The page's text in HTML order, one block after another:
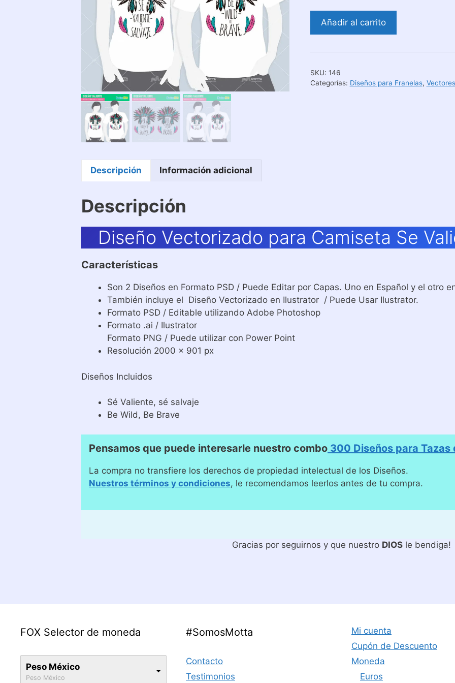
Diseño
Vectorizado
Camiseta
Valiente
Añadir al carrito
SKU: 146
Categorías: Diseños para Franelas, Vectores
Descripción Información adicional
Descripción
Diseño Vectorizado para Camiseta Se
Características
Son 2 Diseños en Formato PSD / Puede Editar por Capas. Uno en Español y el otro
También incluye el Diseño Vectorizado en Ilustrator / Puede Usar Ilustrator.
Formato PSD / Editable utilizando Adobe Photoshop
Formato .ai / Ilustrator
Formato PNG / Puede utilizar con Power Point
Resolución 2000 x 901 px
Diseños Incluidos
Sé Valiente, sé salvaje
Be Wild, Be Brave
Pensamos que puede interesarle nuestro combo 300 Diseños para Tazas
La compra no transfiere los derechos de propiedad intelectual de los Diseños.
Nuestros términos y condiciones, le recomendamos leerlos antes de tu compra.
Gracias por seguirnos y que nuestro DIOSle bendiga!
FOX Selector de moneda
Peso México
Peso México
#SomosMotta
Contacto
Testimonios
Mi cuenta
Cupón de Descuento
Moneda
Euros